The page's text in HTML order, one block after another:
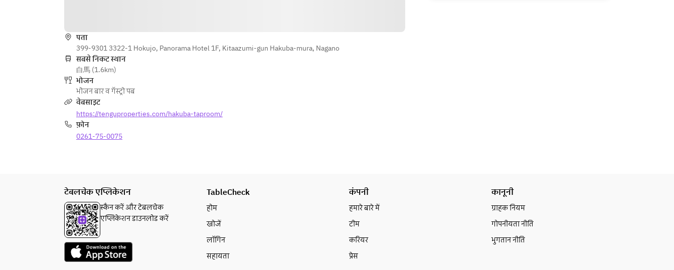
पता
399-9301 3322-1 Hokujo, Panorama Hotel 1F, Kitaazumi-gun Hakuba-mura, Nagano
सबसे निकट स्थान
白馬 (1.6km)
भोजन
भोजन बार व गॅस्ट्रो पब
वेबसाइट
https://tenguproperties.com/hakuba-taproom/
फ़ोन
0261-75-0075
टेबलचेक एप्लिकेशन
स्कैन करें और टेबलचेक
एप्लिकेशन डाउनलोड करें
TableCheck
होम
खोजें
लॉगिन
सहायता
कंपनी
हमारे बारे में
टीम
करियर
प्रेस
कानूनी
ग्राहक नियम
गोपनीयता नीति
भुगतान नीति